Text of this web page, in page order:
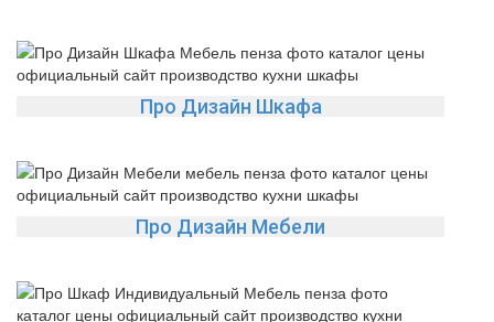
Про Дизайн Шкафа
Про Дизайн Мебели